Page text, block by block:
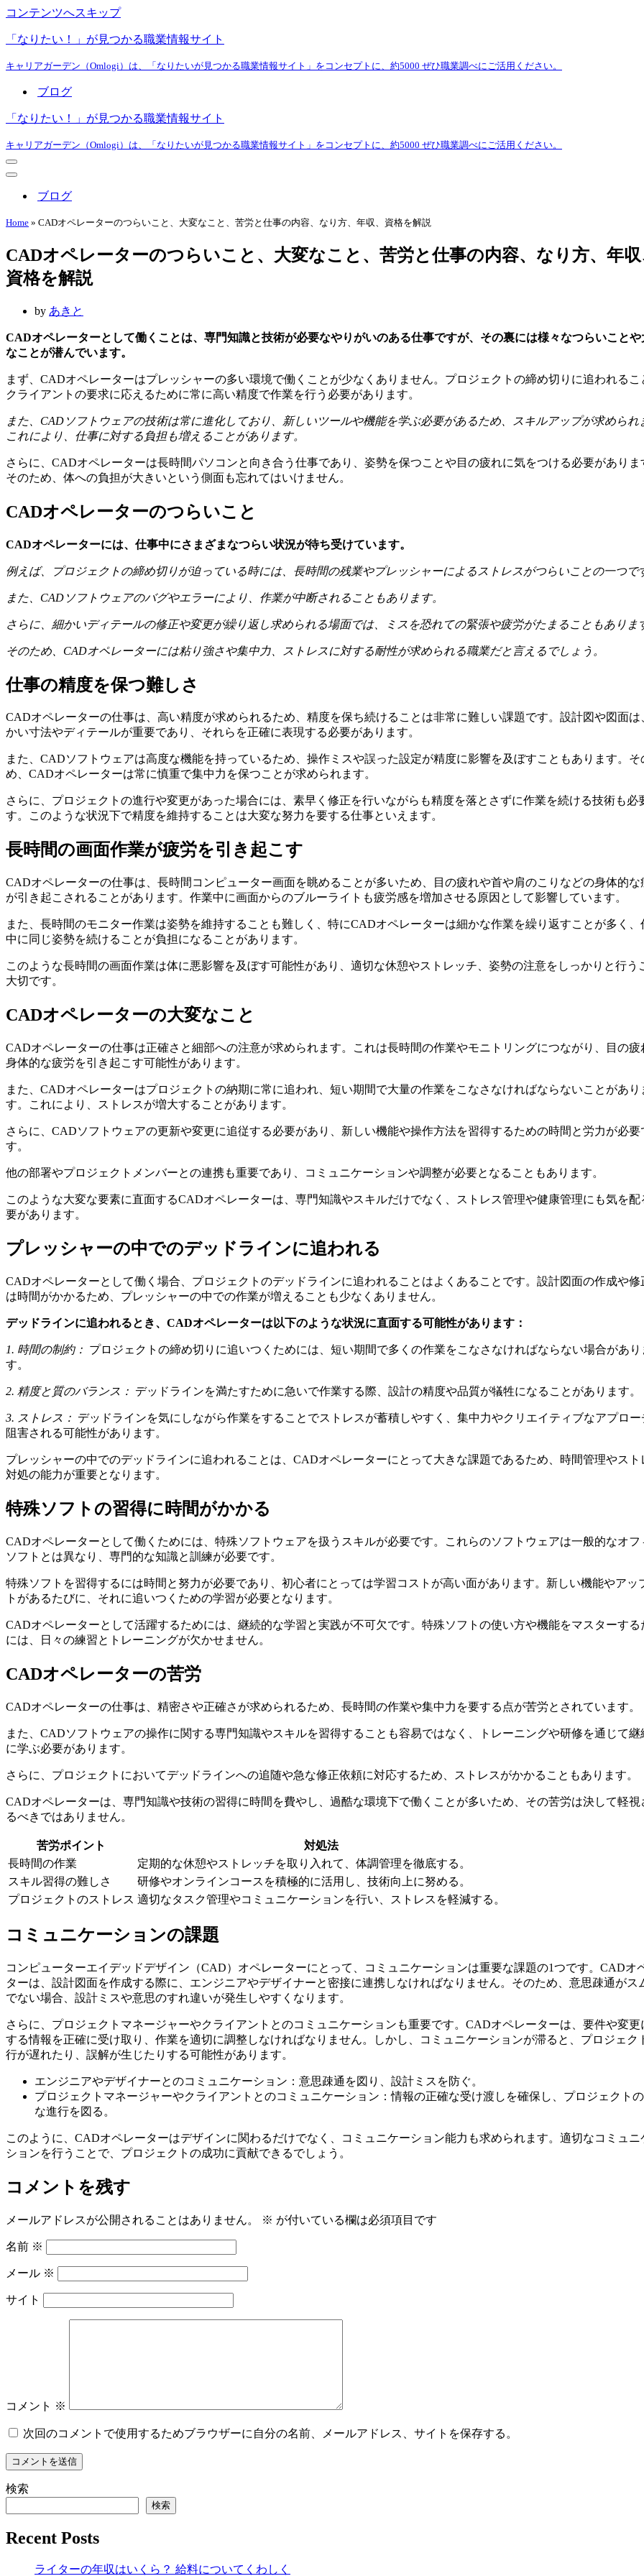
コンテンツへスキップ
「なりたい！」が見つかる職業情報サイト
キャリアガーデン（Omlogi）は、「なりたいが見つかる職業情報サイト」をコンセプトに、約5000 ぜひ職業調べにご活用ください。
ブログ
「なりたい！」が見つかる職業情報サイト
キャリアガーデン（Omlogi）は、「なりたいが見つかる職業情報サイト」をコンセプトに、約5000 ぜひ職業調べにご活用ください。
ナ
ビ
シ
メ
ニ
ュ
ナ
ー
ン
メ
ニ
ブログ
Home » CADオペレーターのつらいこと、大変なこと、苦労と仕事の内容、なり方、年収、資格を解説
CADオペレーターのつらいこと、大変なこと、苦労と仕事の内容、なり方、年収
資格を解説
by あきと
CADオペレーターとして働くことは、専門知識と技術が必要なやりがいのある仕事ですが、その裏には様々なつらいことや
なことが潜んでいます。
まず、CADオペレーターはプレッシャーの多い環境で働くことが少なくありません。プロジェクトの締め切りに追われるこ
クライアントの要求に応えるために常に高い精度で作業を行う必要があります。
また、CADソフトウェアの技術は常に進化しており、新しいツールや機能を学ぶ必要があるため、スキルアップが求められ
これにより、仕事に対する負担も増えることがあります。
さらに、CADオペレーターは長時間パソコンと向き合う仕事であり、姿勢を保つことや目の疲れに気をつける必要がありま
そのため、体への負担が大きいという側面も忘れてはいけません。
CADオペレーターのつらいこと
CADオペレーターには、仕事中にさまざまなつらい状況が待ち受けています。
例えば、プロジェクトの締め切りが迫っている時には、長時間の残業やプレッシャーによるストレスがつらいことの一つで
また、CADソフトウェアのバグやエラーにより、作業が中断されることもあります。
さらに、細かいディテールの修正や変更が繰り返し求められる場面では、ミスを恐れての緊張や疲労がたまることもありま
そのため、CADオペレーターには粘り強さや集中力、ストレスに対する耐性が求められる職業だと言えるでしょう。
仕事の精度を保つ難しさ
CADオペレーターの仕事は、高い精度が求められるため、精度を保ち続けることは非常に難しい課題です。設計図や図面は
かい寸法やディテールが重要であり、それらを正確に表現する必要があります。
また、CADソフトウェアは高度な機能を持っているため、操作ミスや誤った設定が精度に影響を及ぼすこともあります。そ
め、CADオペレーターは常に慎重で集中力を保つことが求められます。
さらに、プロジェクトの進行や変更があった場合には、素早く修正を行いながらも精度を落とさずに作業を続ける技術も必
す。このような状況下で精度を維持することは大変な努力を要する仕事といえます。
長時間の画面作業が疲労を引き起こす
CADオペレーターの仕事は、長時間コンピューター画面を眺めることが多いため、目の疲れや首や肩のこりなどの身体的な
が引き起こされることがあります。作業中に画面からのブルーライトも疲労感を増加させる原因として影響しています。
また、長時間のモニター作業は姿勢を維持することも難しく、特にCADオペレーターは細かな作業を繰り返すことが多く、
中に同じ姿勢を続けることが負担になることがあります。
このような長時間の画面作業は体に悪影響を及ぼす可能性があり、適切な休憩やストレッチ、姿勢の注意をしっかりと行う
大切です。
CADオペレーターの大変なこと
CADオペレーターの仕事は正確さと細部への注意が求められます。これは長時間の作業やモニトリングにつながり、目の疲
身体的な疲労を引き起こす可能性があります。
また、CADオペレーターはプロジェクトの納期に常に追われ、短い期間で大量の作業をこなさなければならないことがあり
す。これにより、ストレスが増大することがあります。
さらに、CADソフトウェアの更新や変更に追従する必要があり、新しい機能や操作方法を習得するための時間と労力が必要
す。
他の部署やプロジェクトメンバーとの連携も重要であり、コミュニケーションや調整が必要となることもあります。
このような大変な要素に直面するCADオペレーターは、専門知識やスキルだけでなく、ストレス管理や健康管理にも気を配
要があります。
プレッシャーの中でのデッドラインに追われる
CADオペレーターとして働く場合、プロジェクトのデッドラインに追われることはよくあることです。設計図面の作成や修
は時間がかかるため、プレッシャーの中での作業が増えることも少なくありません。
デッドラインに追われるとき、CADオペレーターは以下のような状況に直面する可能性があります：
1. 時間の制約： プロジェクトの締め切りに追いつくためには、短い期間で多くの作業をこなさなければならない場合があり
す。
2. 精度と質のバランス： デッドラインを満たすために急いで作業する際、設計の精度や品質が犠牲になることがあります。
3. ストレス： デッドラインを気にしながら作業をすることでストレスが蓄積しやすく、集中力やクリエイティブなアプロー
阻害される可能性があります。
プレッシャーの中でのデッドラインに追われることは、CADオペレーターにとって大きな課題であるため、時間管理やスト
対処の能力が重要となります。
特殊ソフトの習得に時間がかかる
CADオペレーターとして働くためには、特殊ソフトウェアを扱うスキルが必要です。これらのソフトウェアは一般的なオフ
ソフトとは異なり、専門的な知識と訓練が必要です。
特殊ソフトを習得するには時間と努力が必要であり、初心者にとっては学習コストが高い面があります。新しい機能やアッ
トがあるたびに、それに追いつくための学習が必要となります。
CADオペレーターとして活躍するためには、継続的な学習と実践が不可欠です。特殊ソフトの使い方や機能をマスターする
には、日々の練習とトレーニングが欠かせません。
CADオペレーターの苦労
CADオペレーターの仕事は、精密さや正確さが求められるため、長時間の作業や集中力を要する点が苦労とされています。
また、CADソフトウェアの操作に関する専門知識やスキルを習得することも容易ではなく、トレーニングや研修を通じて継
に学ぶ必要があります。
さらに、プロジェクトにおいてデッドラインへの追随や急な修正依頼に対応するため、ストレスがかかることもあります。
CADオペレーターは、専門知識や技術の習得に時間を費やし、過酷な環境下で働くことが多いため、その苦労は決して軽視
るべきではありません。
苦労ポイント
対処法
長時間の作業
定期的な休憩やストレッチを取り入れて、体調管理を徹底する。
スキル習得の難しさ
研修やオンラインコースを積極的に活用し、技術向上に努める。
プロジェクトのストレス 適切なタスク管理やコミュニケーションを行い、ストレスを軽減する。
コミュニケーションの課題
コンピューターエイデッドデザイン（CAD）オペレーターにとって、コミュニケーションは重要な課題の1つです。CADオ
ターは、設計図面を作成する際に、エンジニアやデザイナーと密接に連携しなければなりません。そのため、意思疎通がス
でない場合、設計ミスや意思のすれ違いが発生しやすくなります。
さらに、プロジェクトマネージャーやクライアントとのコミュニケーションも重要です。CADオペレーターは、要件や変更
する情報を正確に受け取り、作業を適切に調整しなければなりません。しかし、コミュニケーションが滞ると、プロジェク
行が遅れたり、誤解が生じたりする可能性があります。
エンジニアやデザイナーとのコミュニケーション：意思疎通を図り、設計ミスを防ぐ。
プロジェクトマネージャーやクライアントとのコミュニケーション：情報の正確な受け渡しを確保し、プロジェクト
な進行を図る。
このように、CADオペレーターはデザインに関わるだけでなく、コミュニケーション能力も求められます。適切なコミュニ
ションを行うことで、プロジェクトの成功に貢献できるでしょう。
コメントを残す
メールアドレスが公開されることはありません。 ※ が付いている欄は必須項目です
名前 ※
メール ※
サイト
コメント ※
次回のコメントで使用するためブラウザーに自分の名前、メールアドレス、サイトを保存する。
検索
検索
Recent Posts
ライターの年収はいくら？ 給料についてくわしく